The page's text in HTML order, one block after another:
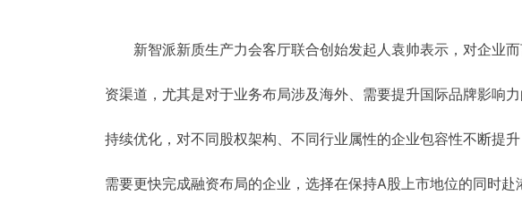
新智派新质生产力会客厅联合创始发起人袁帅表示，对企业
资渠道，尤其是对于业务布局涉及海外、需要提升国际品牌影响
持续优化，对不同股权架构、不同行业属性的企业包容性不断提
需要更快完成融资布局的企业，选择在保持A股上市地位的同时赴